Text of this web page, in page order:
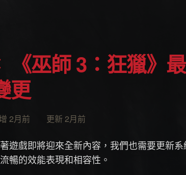
《巫師 3：狂獵》最低系統配備需求即將迎來
更
2月前 更新 2月前
遊戲即將迎來全新內容，我們也需要更新
暢的效能表現和相容性。